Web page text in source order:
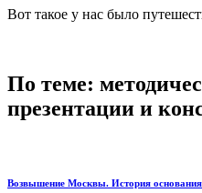
Вот такое у нас было
По теме:
презентации и
Возвышение Москвы. История